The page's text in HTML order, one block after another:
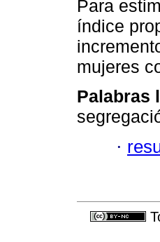
Para
índice
mujeres
Palabras
·